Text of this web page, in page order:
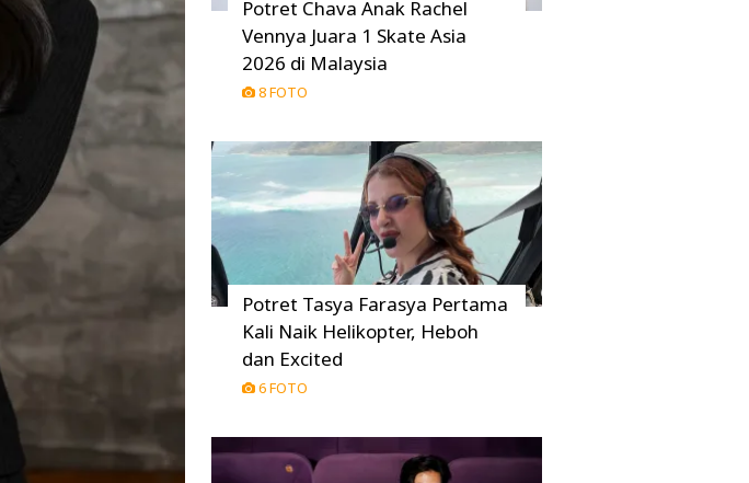
Potret Chava Anak Rachel
Vennya Juara 1 Skate Asia
2026 di Malaysia
8 FOTO
Potret Tasya Farasya Pertama
Kali Naik Helikopter, Heboh
dan Excited
6 FOTO